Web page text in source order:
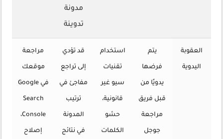
مدونة
تدوينة
العقوبة
اليدوية
يتم
فرضها
يدويًا من
قبل فريق
مراجعة
جوجل
استخدام
تقنيات
سيو غير
قانونية،
حشو
الكلمات
قد تؤدي
إلى تراجع
مفاجئ في
ترتيب
المدونة
في نتائج
مراجعة
موقعك
في Google
Search
Console،
إصلاح